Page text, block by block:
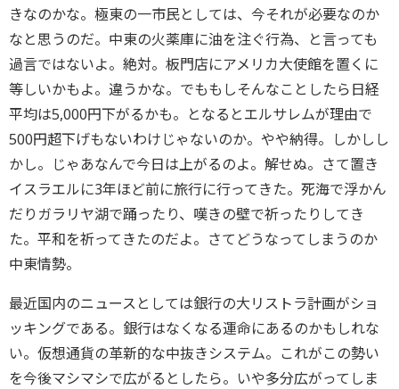
きなのかな。極東の一市民としては、今それが必要なのか
なと思うのだ。中東の火薬庫に油を注ぐ行為、と言っても
過言ではないよ。絶対。板門店にアメリカ大使館を置くに
等しいかもよ。違うかな。でももしそんなことしたら日経
平均は5,000円下がるかも。となるとエルサレムが理由で
500円超下げもないわけじゃないのか。やや納得。しかしし
かし。じゃあなんで今日は上がるのよ。解せぬ。さて置き
イスラエルに3年ほど前に旅行に行ってきた。死海で浮かん
だりガラリヤ湖で踊ったり、嘆きの壁で祈ったりしてき
た。平和を祈ってきたのだよ。さてどうなってしまうのか
中東情勢。
最近国内のニュースとしては銀行の大リストラ計画がショ
ッキングである。銀行はなくなる運命にあるのかもしれな
い。仮想通貨の革新的な中抜きシステム。これがこの勢い
を今後マシマシで広がるとしたら。いや多分広がってしま